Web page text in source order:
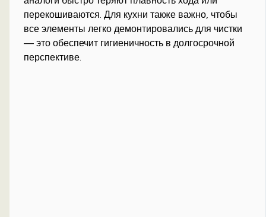
перекошиваются. Для кухни также важно, чтобы
все элементы легко демонтировались для чистки
— это обеспечит гигиеничность в долгосрочной
перспективе.